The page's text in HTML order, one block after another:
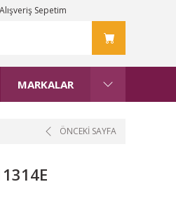
Alışveriş Sepetim
MARKALAR
ÖNCEKİ SAYFA